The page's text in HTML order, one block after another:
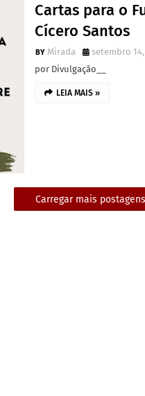
Cartas para o
Cícero Santos
Mirada
setembro 14,
por Divulgação__
LEIA MAIS »
Carregar mais postagens